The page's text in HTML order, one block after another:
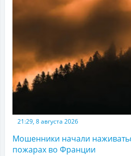
21:29, 8 августа 2026
Мошенники начали
пожарах во Франции